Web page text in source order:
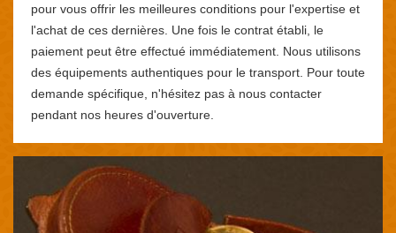
pour vous offrir les meilleures conditions pour l'expertise et
l'achat de ces dernières. Une fois le contrat établi, le
paiement peut être effectué immédiatement. Nous utilisons
des équipements authentiques pour le transport. Pour toute
demande spécifique, n'hésitez pas à nous contacter
pendant nos heures d'ouverture.